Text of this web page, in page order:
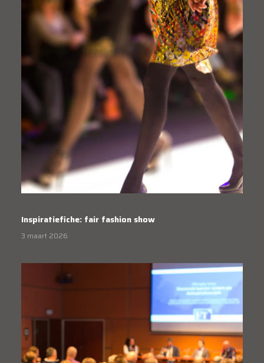
Inspiratiefiche: fair fashion show
3 maart 2026